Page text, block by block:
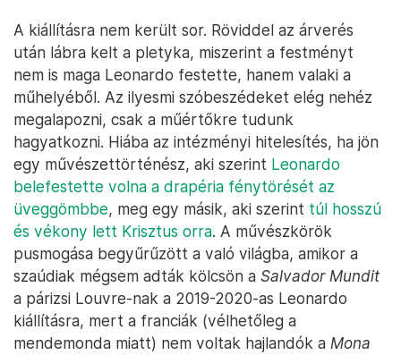
A kiállításra nem került sor. Röviddel az árverés
után lábra kelt a pletyka, miszerint a festményt
nem is maga Leonardo festette, hanem valaki a
műhelyéből. Az ilyesmi szóbeszédeket elég nehéz
megalapozni, csak a műértőkre tudunk
hagyatkozni. Hiába az intézményi hitelesítés, ha jön
egy művészettörténész, aki szerint Leonardo
belefestette volna a drapéria fénytörését az
üveggömbbe, meg egy másik, aki szerint túl hosszú
és vékony lett Krisztus orra. A művészkörök
pusmogása begyűrűzött a való világba, amikor a
szaúdiak mégsem adták kölcsön a Salvador Mundit
a párizsi Louvre-nak a 2019-2020-as Leonardo
kiállításra, mert a franciák (vélhetőleg a
mendemonda miatt) nem voltak hajlandók a Mona